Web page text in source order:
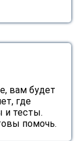
вам будет
где
и тесты.
помочь.